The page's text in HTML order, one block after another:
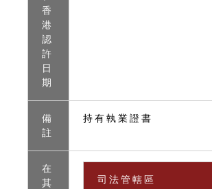
香
港
認
許
日
期
備
註
持 有 執 業 證 書
在
其
司 法 管 轄 區